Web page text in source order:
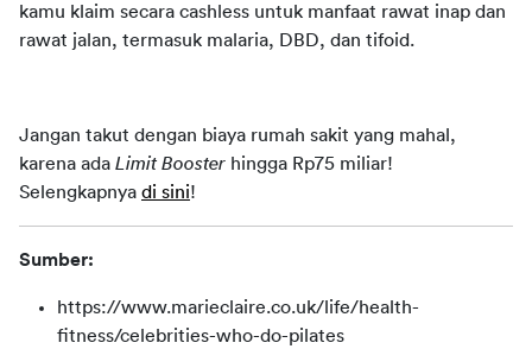
kamu klaim secara cashless untuk manfaat rawat inap dan
rawat jalan, termasuk malaria, DBD, dan tifoid.
Jangan takut dengan biaya rumah sakit yang mahal,
karena ada Limit Booster hingga Rp75 miliar!
Selengkapnya di sini!
Sumber:
https://www.marieclaire.co.uk/life/health-
fitness/celebrities-who-do-pilates